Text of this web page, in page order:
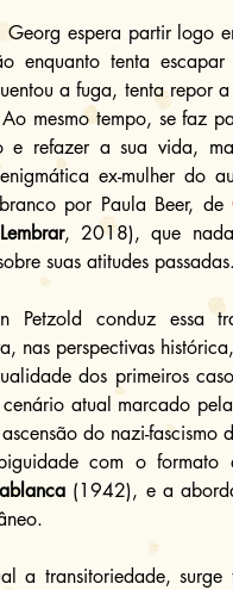
espera partir logo
enquanto tenta
a fuga, tenta repor
mesmo tempo, se faz
refazer a sua vida,
ex-mulher do
por Paula Beer, de
, 2018), que
suas atitudes passadas.
Petzold conduz essa
nas perspectivas
dos primeiros
atual marcado
do nazi-
com o
(1942), e a
transitoriedade, surge